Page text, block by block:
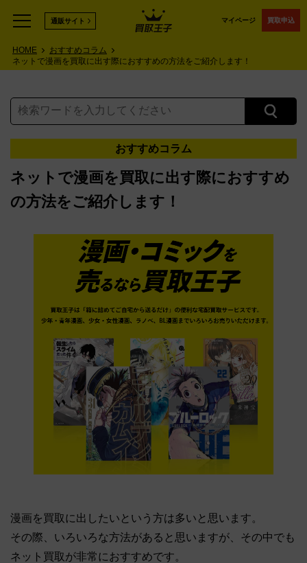
マイページ 買取申込
通販サイト
HOME
おすすめコラム
ネットで漫画を買取に出す際におすすめの方法をご紹介します！
おすすめコラム
ネットで漫画を買取に出す際におすすめ
の方法をご紹介します！
漫画を買取に出したいという方は多いと思います。
その際、いろいろな方法があると思いますが、その中でも
ネット買取が非常におすすめです。